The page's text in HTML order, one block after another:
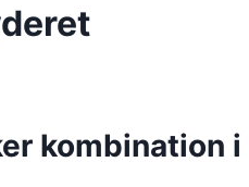
kombination i